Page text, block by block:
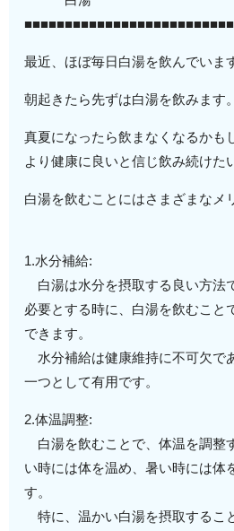
最近、ほぼ毎日白湯を飲んでいま
朝起きたら先ずは白湯を飲みます。
真夏になったら飲まなくなるかも
より健康に良いと信じ飲み続けた
白湯を飲むことにはさまざまなメ
1.水分補給:
白湯は水分を摂取する良い方法
必要とする時に、白湯を飲むこと
できます。
水分補給は健康維持に不可欠で
一つとして有用です。
2.体温調整:
白湯を飲むことで、体温を調整
い時には体を温め、暑い時には体
す。
特に、温かい白湯を摂取するこ